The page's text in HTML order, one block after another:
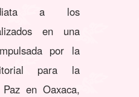
a los
en una
por la
para la
en Oaxaca,